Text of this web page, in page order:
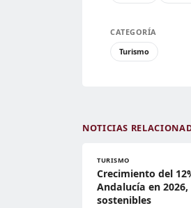
CATEGORÍA
Turismo
NOTICIAS
TURISMO
Crecimiento del
Andalucía en
sostenibles